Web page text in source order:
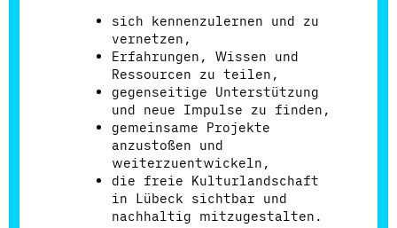
sich kennenzulernen und zu
vernetzen,
Erfahrungen, Wissen und
Ressourcen zu teilen,
gegenseitige Unterstützung
und neue Impulse zu finden,
gemeinsame Projekte
anzustoßen und
weiterzuentwickeln,
die freie Kulturlandschaft
in Lübeck sichtbar und
nachhaltig mitzugestalten.